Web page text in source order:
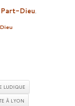
Part-Dieu.
LUDIQUE
À LYON